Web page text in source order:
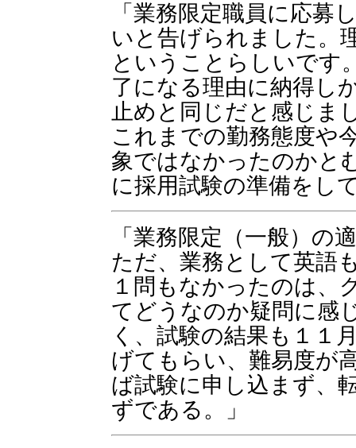
「業務限定職員に応募
いと告げられました。
ということらしいです
了になる理由に納得し
止めと同じだと感じま
これまでの勤務態度や
象ではなかったのかと
に採用試験の準備をし
「業務限定（一般）の
ただ、業務として英語
１問もなかったのは、
てどうなのか疑問に感
く、試験の結果も１１
げてもらい、難易度が
ば試験に申し込まず、
ずである。」